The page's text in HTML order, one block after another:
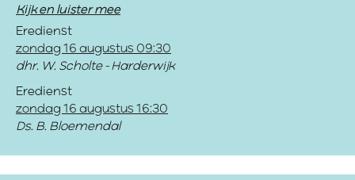
Kijk en luister mee
Eredienst
zondag 16 augustus 09:30
dhr. W. Scholte - Harderwijk
Eredienst
zondag 16 augustus 16:30
Ds. B. Bloemendal